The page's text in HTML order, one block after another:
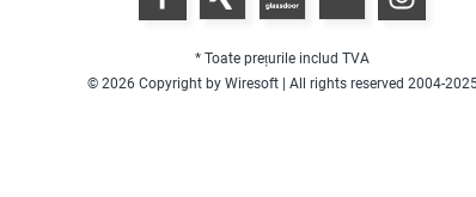
* Toate prețurile includ TVA
© 2026 Copyright by Wiresoft | All rights reserved 2004-